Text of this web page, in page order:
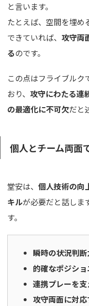
と言います。
たとえば、空間を埋め
できていれば、 攻守両
るのです。
この点はフライブルク
おり、 攻守にわたる連
の最適化に不可欠だと
個人とチーム両面
堂安は、 個人技術の向
キルが必要だと話しま
す。
瞬時の状況判断
的確なポジシ
連携プレーを
攻守両面に対